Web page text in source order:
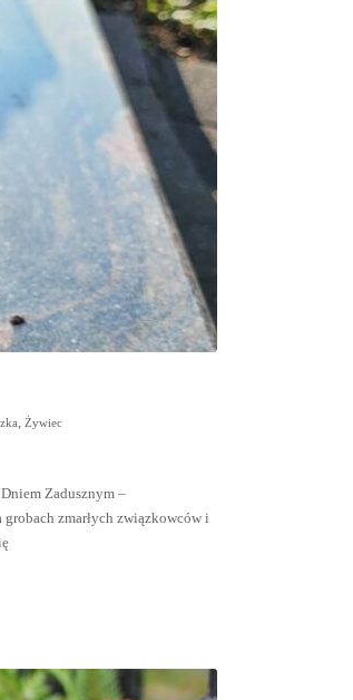
Żywiec
Zadusznym –
zmarłych związkowców i